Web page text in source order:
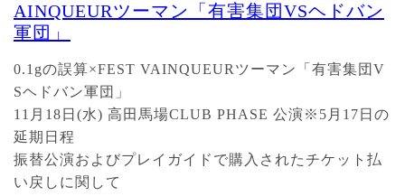
AINQUEURツーマン「有害集団VSヘドバン
軍団」
0.1gの誤算×FEST VAINQUEURツーマン「有害集団V
Sヘドバン軍団」
11月18日(水) 高田馬場CLUB PHASE 公演※5月17日の
延期日程
振替公演およびプレイガイドで購入されたチケット払
い戻しに関して